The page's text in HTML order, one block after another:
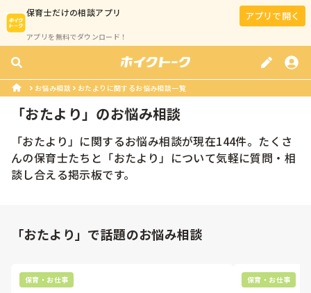
保育士だけの相談アプリ
アプリを無料でダウンロード！
アプリで開く
お悩み相談 おたよりに関するお悩み相談一覧
「おたより」のお悩み相談
「おたより 」に関するお悩み相談が現在144件。たくさ
んの保育士たちと「おたより 」について気軽に質問・相
談し合える掲示板です。
「おたより」で話題のお悩み相談
保育・お仕事 保育・お仕事